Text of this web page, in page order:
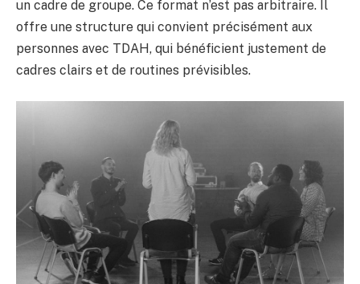
un cadre de groupe. Ce format n’est pas arbitraire. Il
offre une structure qui convient précisément aux
personnes avec TDAH, qui bénéficient justement de
cadres clairs et de routines prévisibles.